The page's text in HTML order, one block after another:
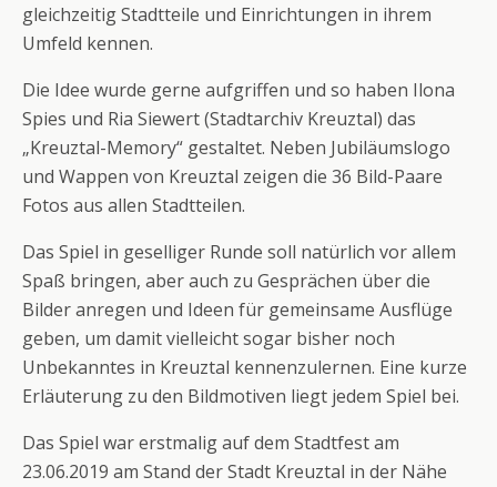
gleichzeitig Stadtteile und Einrichtungen in ihrem
Umfeld kennen.
Die Idee wurde gerne aufgriffen und so haben Ilona
Spies und Ria Siewert (Stadtarchiv Kreuztal) das
„Kreuztal-Memory“ gestaltet. Neben Jubiläumslogo
und Wappen von Kreuztal zeigen die 36 Bild-Paare
Fotos aus allen Stadtteilen.
Das Spiel in geselliger Runde soll natürlich vor allem
Spaß bringen, aber auch zu Gesprächen über die
Bilder anregen und Ideen für gemeinsame Ausflüge
geben, um damit vielleicht sogar bisher noch
Unbekanntes in Kreuztal kennenzulernen. Eine kurze
Erläuterung zu den Bildmotiven liegt jedem Spiel bei.
Das Spiel war erstmalig auf dem Stadtfest am
23.06.2019 am Stand der Stadt Kreuztal in der Nähe